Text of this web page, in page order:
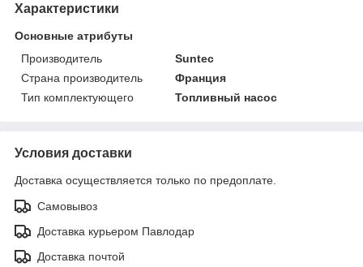
Характеристики
Основные атрибуты
Производитель
Suntec
Страна производитель
Франция
Тип комплектующего
Топливный насос
Условия доставки
Доставка осуществляется только по предоплате.
Самовывоз
Доставка курьером Павлодар
Доставка почтой